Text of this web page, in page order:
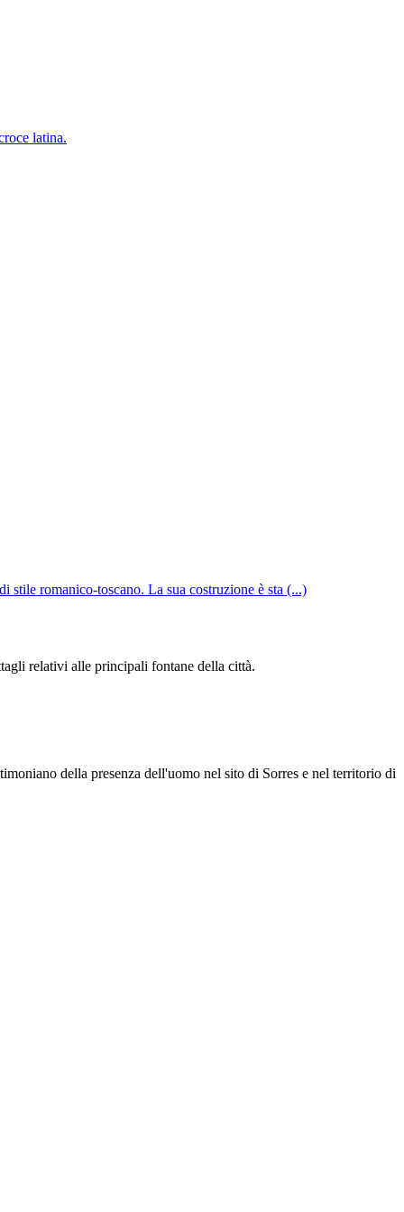
latina.
stile romanico-toscano. La sua costruzione è sta (...)
relativi alle principali fontane della città.
della presenza dell'uomo nel sito di Sorres e nel territorio di